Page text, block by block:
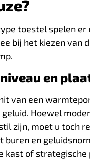
toestel spelen er
bij het kiezen van
en
van een
Hoewel
zijn, moet u toch
buren en
kast of strategische